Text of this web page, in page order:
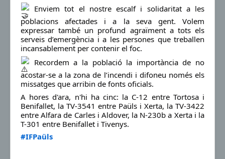
Enviem tot el nostre escalf i solidaritat a les
poblacions afectades i a la seva gent. Volem
expressar també un profund agraïment a tots els
serveis d’emergència i a les persones que treballen
incansablement per contenir el foc.
Recordem a la població la importància de no
acostar-se a la zona de l’incendi i difoneu només els
missatges que arribin de fonts oficials.
A hores d'ara, n'hi ha cinc: la C-12 entre Tortosa i
Benifallet, la TV-3541 entre Paüls i Xerta, la TV-3422
entre Alfara de Carles i Aldover, la N-230b a Xerta i la
T-301 entre Benifallet i Tivenys.
#IFPaüls